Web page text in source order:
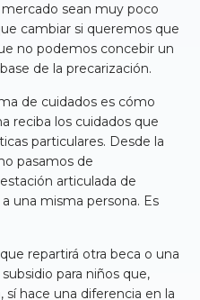
sean muy poco
cambiar si queremos que
no podemos concebir un
de la precarización.
de cuidados es cómo
reciba los cuidados que
particulares. Desde la
pasamos de
articulada de
una misma persona. Es
repartirá otra beca o una
para niños que,
sí hace una diferencia en la